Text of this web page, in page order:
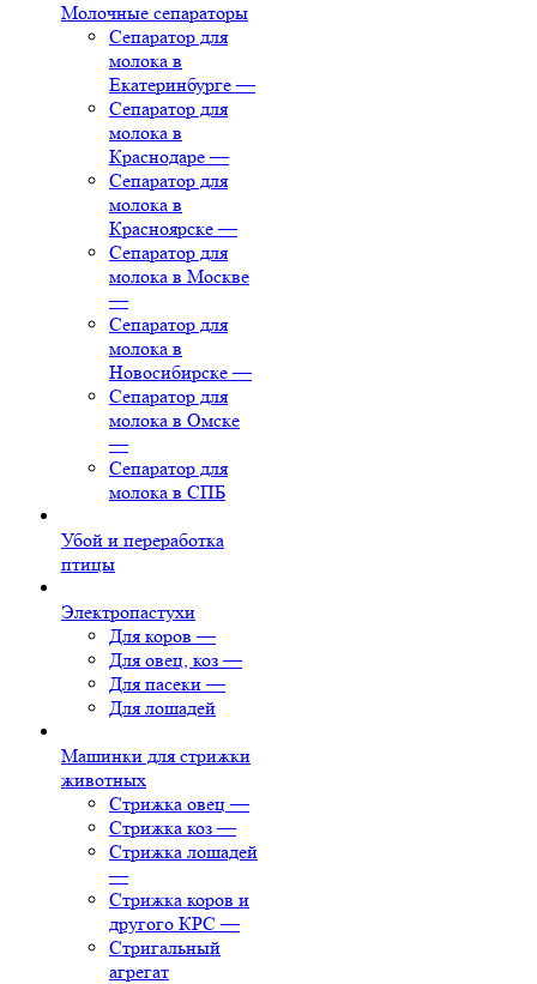
Молочные сепараторы
Сепаратор для
молока в
Екатеринбурге —
Сепаратор для
молока в
Краснодаре —
Сепаратор для
молока в
Красноярске —
Сепаратор для
молока в Москве
—
Сепаратор для
молока в
Новосибирске —
Сепаратор для
молока в Омске
—
Сепаратор для
молока в СПБ
Убой и переработка
птицы
Электропастухи
Для коров —
Для овец, коз —
Для пасеки —
Для лошадей
Машинки для стрижки
животных
Стрижка овец —
Стрижка коз —
Стрижка лошадей
—
Стрижка коров и
другого КРС —
Стригальный
агрегат